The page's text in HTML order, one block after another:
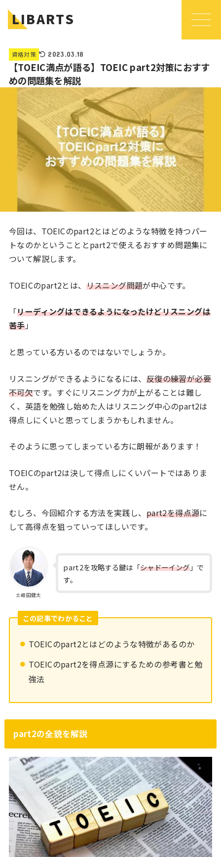
LIBARTS
資格対策 2023.03.18
【TOEIC満点が語る】TOEIC part2対策におすす
めの問題集を解説
今回は、TOEICのpart2とはどのような特徴を持つパー
トなのかということとpart2で使えるおすすめ問題集に
ついて解説します。
TOEICのpart2とは、 リスニング問題が中心です。
「リーディングはできるようになったけどリスニングは
苦手」
と思っている方いるのではないでしょうか。
リスニングができるようになるには、 反復の練習が必要
不可欠です。すぐにリスニング力が上がることは難し
く、英語を勉強し始めた人はリスニング中心のpart2は
得点しにくいと思ってしまうかもしれません。
そのように思ってしまっている方に朗報があります！
TOEICのpart2は決して得点しにくいパートではありま
せん。
むしろ、今回紹介する方法を実践し、 part2を得点源に
して高得点を狙っていってほしいです。
土岐田健太
part2を攻略する鍵は「シャドーイング」で
す。
この記事でわかること
TOEICのpart2とはどのような特徴があるのか
TOEICのpart2を得点源にするための参考書と勉
強法
part2の全貌を解説